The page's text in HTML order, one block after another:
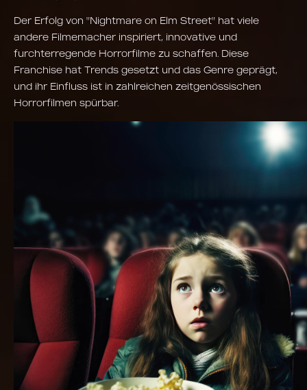
Der Erfolg von "Nightmare on Elm Street" hat viele
andere Filmemacher inspiriert, innovative und
furchterregende Horrorfilme zu schaffen. Diese
Franchise hat Trends gesetzt und das Genre geprägt,
und ihr Einfluss ist in zahlreichen zeitgenössischen
Horrorfilmen spürbar.